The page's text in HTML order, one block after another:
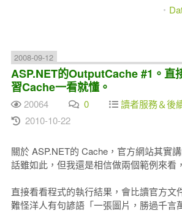
2008-09-12
ASP.NET的OutputCache #1。直
習Cache一看就懂。
20064 0
讀者服務＆後
2010-10-22
關於 ASP.NET的 Cache，官方網站其實
話雖如此，但我還是相信做兩個範例來看
直接看看程式的執行結果，會比讀官方文
難怪洋人有句諺語「一張圖片，勝過千言